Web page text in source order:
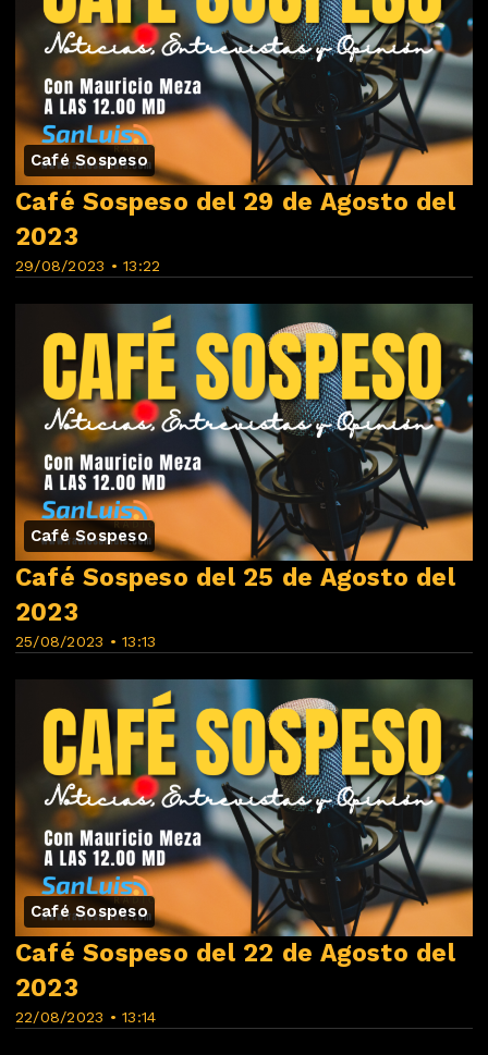
Café Sospeso
29/08/2023 • 13:22
Café Sospeso del 29 de Agosto del
2023
Café Sospeso
25/08/2023 • 13:13
Café Sospeso del 25 de Agosto del
2023
Café Sospeso
22/08/2023 • 13:14
Café Sospeso del 22 de Agosto del
2023